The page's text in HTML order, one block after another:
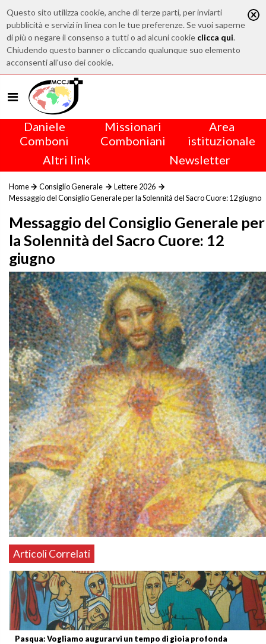
Questo sito utilizza cookie, anche di terze parti, per inviarti
pubblicità e servizi in linea con le tue preferenze. Se vuoi saperne
di più o negare il consenso a tutti o ad alcuni cookie clicca qui.
Chiudendo questo banner o cliccando qualunque suo elemento
acconsenti all'uso dei cookie.
Daniele
Comboni
Missionari
Comboniani
Area
istituzionale
Altri link
Newsletter
Home Consiglio Generale
Lettere 2026
Messaggio del Consiglio Generale per la Solennità del Sacro Cuore: 12 giugno
Messaggio del Consiglio Generale per
la Solennità del Sacro Cuore: 12
giugno
Articoli Correlati
Pasqua: Vogliamo augurarvi un tempo di gioia profonda